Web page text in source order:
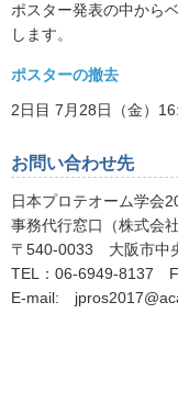
ポスター発表の中から
します。
ポスターの撤去
2日目 7月28日（金）
お問い合わせ先
日本プロテオーム学会
事務代行窓口（株式会
〒540-0033 大阪市中
TEL：06-6949-8137
E-mail: